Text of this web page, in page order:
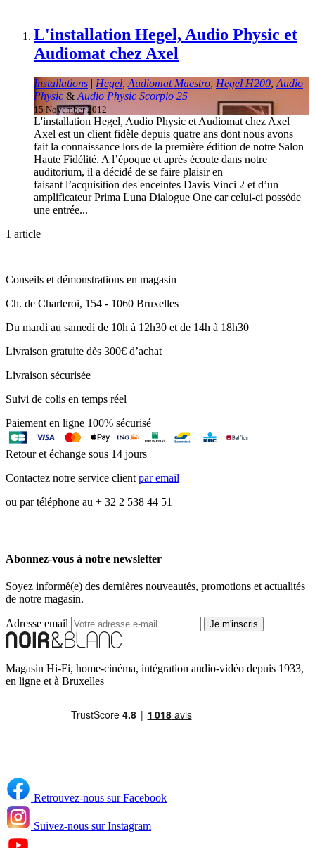
L'installation Hegel, Audio Physic et
Audiomat chez Axel
Installations | Hegel, Audiomat Maestro, Hegel H200, Audio
Physic & Audio Physic Scorpio 25
15 November 2012
L'installation Hegel, Audio Physic et Audiomat chez Axel
Axel est un client fidèle depuis quatre ans dont nous avons
fait la connaissance lors de la première édition de notre Salon
Haute Fidélité. A l’époque et après écoute dans notre
auditorium, il a décidé de se faire plaisir en
faisant l’acquisition des enceintes Davis Vinci 2 et d’un
amplificateur Prima Luna Dialogue One car celui-ci possède
une entrée...
1 article
Conseils et démonstrations en magasin
Ch. de Charleroi, 154 - 1060 Bruxelles
Du mardi au samedi de 10h à 12h30 et de 14h à 18h30
Livraison gratuite dès 300€ d’achat
Livraison sécurisée
Suivi de colis en temps réel
Paiement en ligne 100% sécurisé
Retour et échange sous 14 jours
Contactez notre service clientpar email
ou par téléphone au + 32 2 538 44 51
Abonnez-vous à notre newsletter
Soyez informé(e) des dernières nouveautés, promotions et actualités
de notre magasin.
Adresse email Je m'inscris
Magasin Hi-Fi, home-cinéma, intégration audio-vidéo depuis 1933,
en ligne et à Bruxelles
Retrouvez-nous sur Facebook
Suivez-nous sur Instagram